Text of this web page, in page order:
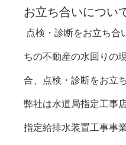
お立ち合いについ
ちの不動産の水回りの
合、点検・診断をお立
弊社は水道局指定工事
指定給排水装置工事事